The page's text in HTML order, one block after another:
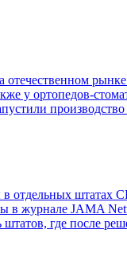
у ортопедов-
в отдельных штатах
в журнале JAMA
штатов, где после